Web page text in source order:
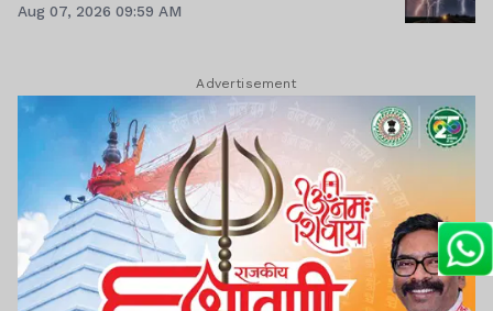
Aug 07, 2026 09:59 AM
Advertisement